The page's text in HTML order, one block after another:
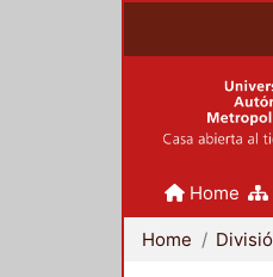
Home
Home